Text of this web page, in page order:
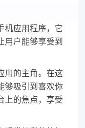
机应用程序，它
用户能够享受到
用的主角。在这
够吸引到喜欢你
上的焦点，享受